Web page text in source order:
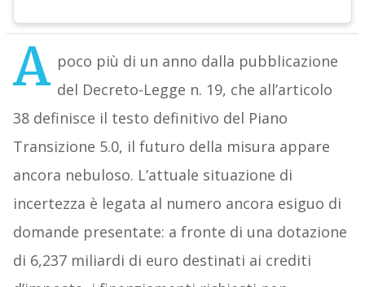
A poco più di un anno dalla pubblicazione
del Decreto-Legge n. 19, che all’articolo
38 definisce il testo definitivo del Piano
Transizione 5.0, il futuro della misura appare
ancora nebuloso. L’attuale situazione di
incertezza è legata al numero ancora esiguo di
domande presentate: a fronte di una dotazione
di 6,237 miliardi di euro destinati ai crediti